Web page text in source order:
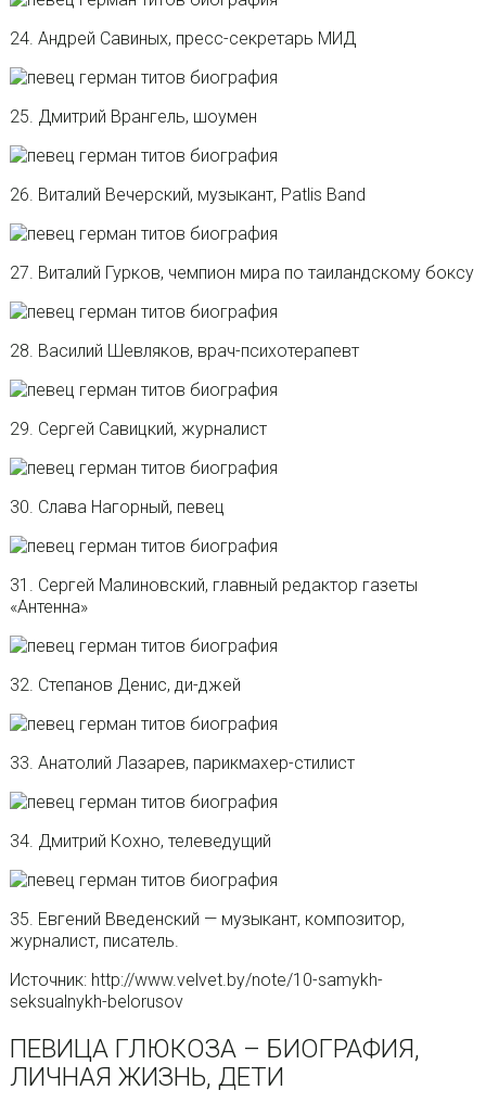
24. Андрей Савиных, пресс-секретарь МИД
25. Дмитрий Врангель, шоумен
26. Виталий Вечерский, музыкант, Patlis Band
27. Виталий Гурков, чемпион мира по таиландскому боксу
28. Василий Шевляков, врач-психотерапевт
29. Сергей Савицкий, журналист
30. Слава Нагорный, певец
31. Сергей Малиновский, главный редактор газеты
«Антенна»
32. Степанов Денис, ди-джей
33. Анатолий Лазарев, парикмахер-стилист
34. Дмитрий Кохно, телеведущий
35. Евгений Введенский — музыкант, композитор,
журналист, писатель.
Источник: http://www.velvet.by/note/10-samykh-
seksualnykh-belorusov
ПЕВИЦА ГЛЮКОЗА – БИОГРАФИЯ,
ЛИЧНАЯ ЖИЗНЬ, ДЕТИ